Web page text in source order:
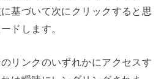
基づいて次にクリックすると思
ドします。
リンクのいずれかにアクセスす